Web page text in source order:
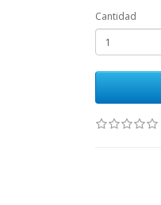
Cantidad